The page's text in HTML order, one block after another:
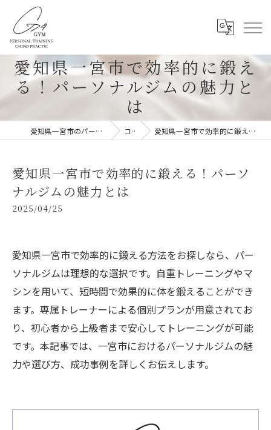
愛知県一宮市で効率的に鍛え
る！パーソナルジムの魅力と
は
愛知県一宮市のパーソナルジムならG-4GYM コラム 愛知県一宮市で効率的に鍛える！パーソナルジムの魅力とは
愛知県一宮市で効率的に鍛える！パーソ
ナルジムの魅力とは
2025/04/25
愛知県一宮市で効率的に鍛える方法をお探しなら、パー
ソナルジムは理想的な選択です。自重トレーニングやマ
シンを用いて、短時間で効果的に体を鍛えることができ
ます。専属トレーナーによる個別プランが用意されてお
り、初心者から上級者まで安心してトレーニングが可能
です。本記事では、一宮市におけるパーソナルジムの魅
力や選び方、成功事例を詳しくお伝えします。